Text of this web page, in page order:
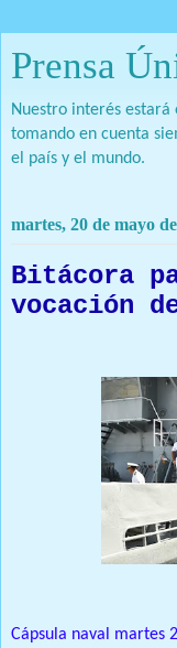
Prensa
Nuestro interés
tomando en cuenta
el país y el mundo.
martes, 20 de mayo
Bitácora
vocación
Cápsula naval martes